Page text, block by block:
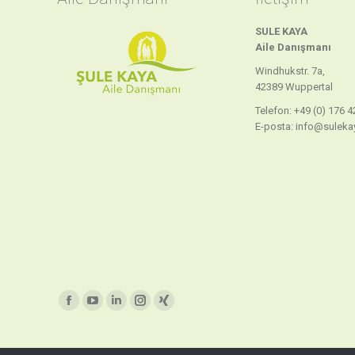
SULE KAYA
Aile Danışmanı
Windhukstr. 7a,
42389 Wuppertal
Telefon: +49 (0) 176
E-posta:
Find us on:
Facebook
opensopens
Linkedin
opens
Instagram
opens
XING
opens